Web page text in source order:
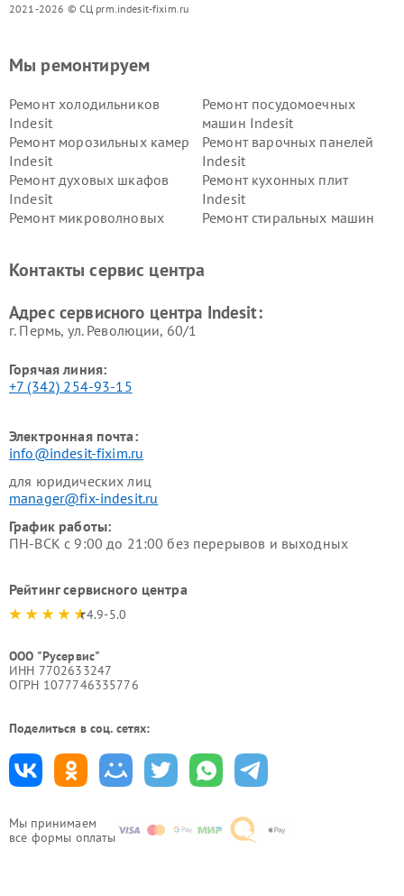
2021-2026 © СЦ prm.indesit-fixim.ru
Мы принимаем
все формы оплаты
Мы ремонтируем
Ремонт холодильников
Indesit
Ремонт посудомоечных
машин Indesit
Ремонт морозильных камер
Indesit
Ремонт варочных панелей
Indesit
Ремонт духовых шкафов
Indesit
Ремонт кухонных плит
Indesit
Ремонт микроволновых
Ремонт стиральных машин
Indesit
Indesit
Контакты сервис центра
Адрес сервисного центра Indesit:
г. Пермь, ул. ​Революции, 60/1
Горячая линия:
+7 (342) 254-93-15
Электронная почта:
info@indesit-fixim.ru
для юридических лиц
manager@fix-indesit.ru
График работы:
ПН-ВСК с 9:00 до 21:00 без перерывов и выходных
Рейтинг сервисного центра
4.9-5.0
ООО "Русервис"
ИНН 7702633247
ОГРН 1077746335776
Поделиться в соц. сетях: